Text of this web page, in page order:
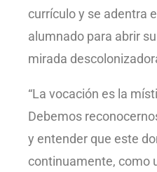
currículo y se adentra
alumnado para abrir
mirada
“La vocación es la
Debemos
y entender que este
continuamente, como